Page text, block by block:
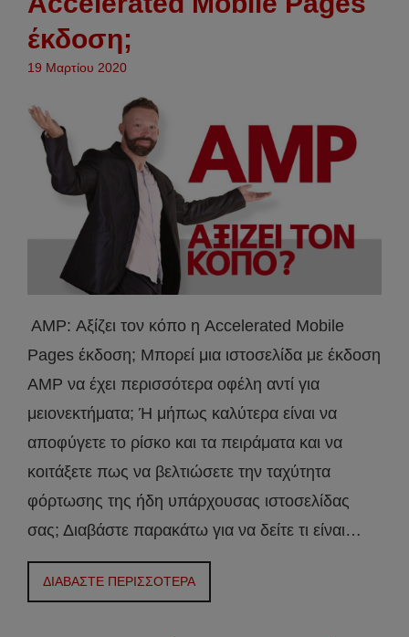
έκδοση;
19 Μαρτίου 2020
AMP: Αξίζει τον κόπο η Accelerated Mobile
Pages έκδοση; Μπορεί μια ιστοσελίδα με έκδοση
AMP να έχει περισσότερα οφέλη αντί για
μειονεκτήματα; Ή μήπως καλύτερα είναι να
αποφύγετε το ρίσκο και τα πειράματα και να
κοιτάξετε πως να βελτιώσετε την ταχύτητα
φόρτωσης της ήδη υπάρχουσας ιστοσελίδας
σας; Διαβάστε παρακάτω για να δείτε τι είναι…
ΔΙΑΒΑΣΤΕ ΠΕΡΙΣΣΟΤΕΡΑ